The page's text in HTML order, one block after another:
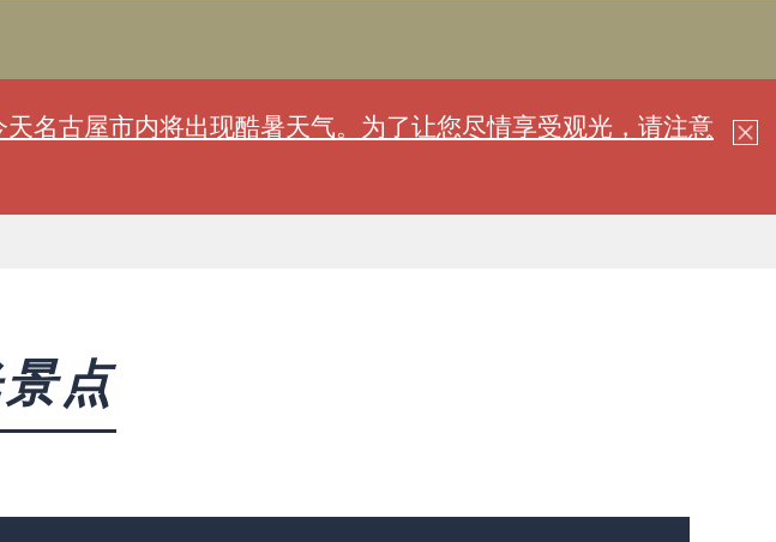
名古屋市内将出现酷暑天气。为了让您尽情享受观光，请注意
点